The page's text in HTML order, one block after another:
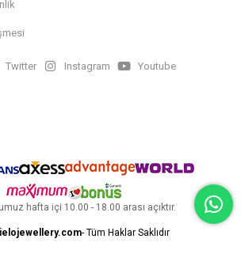
Twitter Instagram Youtube
hafta içi 10.00 - 18.00 arası açıktır.
- Tüm Haklar Saklıdır